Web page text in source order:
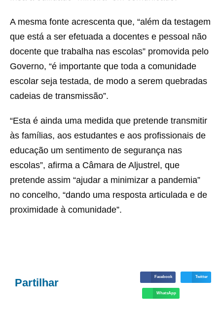
A mesma fonte acrescenta que, “além da testagem
que está a ser efetuada a docentes e pessoal não
docente que trabalha nas escolas” promovida pelo
Governo, “é importante que toda a comunidade
escolar seja testada, de modo a serem quebradas
cadeias de transmissão”.
“Esta é ainda uma medida que pretende transmitir
às famílias, aos estudantes e aos profissionais de
educação um sentimento de segurança nas
escolas”, afirma a Câmara de Aljustrel, que
pretende assim “ajudar a minimizar a pandemia”
no concelho, “dando uma resposta articulada e de
proximidade à comunidade”.
Partilhar Facebook Twitter
WhatsApp